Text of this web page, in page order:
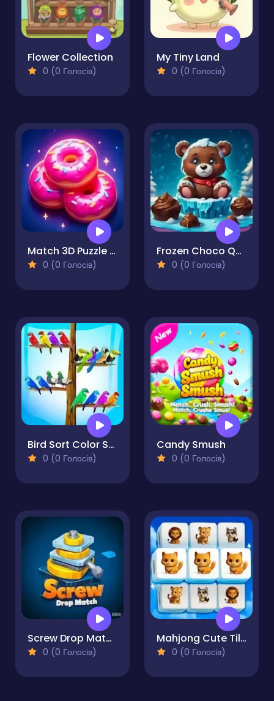
Flower Collection
0 (0 Голосів)
My Tiny Land
0 (0 Голосів)
Match 3D Puzzle Saga
0 (0 Голосів)
Frozen Choco Quest
0 (0 Голосів)
Bird Sort Color Sorting
0 (0 Голосів)
Candy Smush
0 (0 Голосів)
Screw Drop Match
0 (0 Голосів)
Mahjong Cute Tiles
0 (0 Голосів)